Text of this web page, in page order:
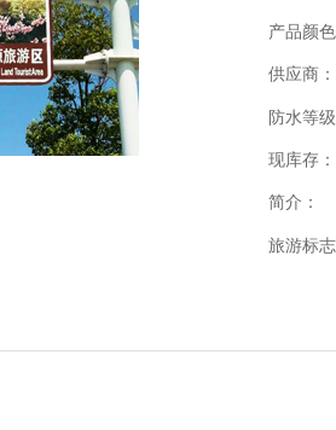
产品颜
供应商
防水等
现库存
简介：
旅游标